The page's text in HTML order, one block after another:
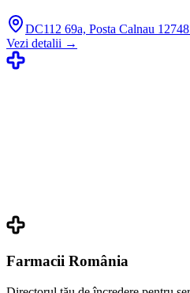
DC112 69a, Posta Calnau
Vezi detalii →
Farmacii România